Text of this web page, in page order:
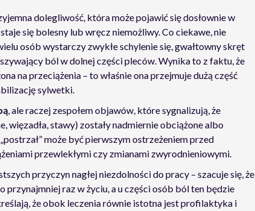
dolegliwość, która może pojawić się dosłownie w
się bolesny lub wręcz niemożliwy. Co ciekawe, nie
osób wystarczy zwykłe schylenie się, gwałtowny skręt
ból w dolnej części pleców. Wynika to z faktu, że
na przeciążenia – to właśnie ona przejmuje dużą część
sylwetki.
, ale raczej zespołem objawów, które sygnalizują, że
więzadła, stawy) zostały nadmiernie obciążone albo
może być pierwszym ostrzeżeniem przed
przewlekłymi czy zmianami zwyrodnieniowymi.
przyczyn nagłej niezdolności do pracy – szacuje się, że
przynajmniej raz w życiu, a u części osób ból ten będzie
że obok leczenia równie istotna jest profilaktyka i